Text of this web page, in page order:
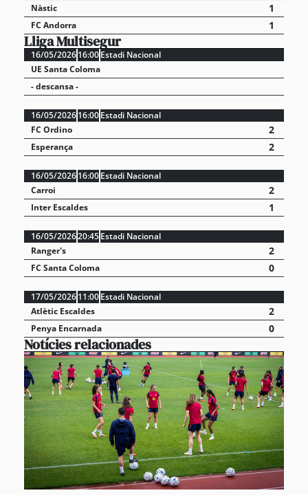
Nàstic
1
FC Andorra 1
Lliga Multisegur
16/05/202616:00Estadi Nacional
UE Santa Coloma
- descansa -
16/05/202616:00Estadi Nacional
FC Ordino
2
Esperança 2
16/05/202616:00Estadi Nacional
Carroi
2
Inter Escaldes 1
16/05/202620:45Estadi Nacional
Ranger's
2
FC Santa Coloma 0
17/05/202611:00Estadi Nacional
Atlètic Escaldes
2
Penya Encarnada 0
Notícies relacionades